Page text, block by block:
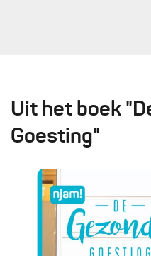
Uit het boek
Goesting"